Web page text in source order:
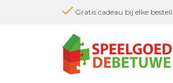
Gratis cadeau bij elke